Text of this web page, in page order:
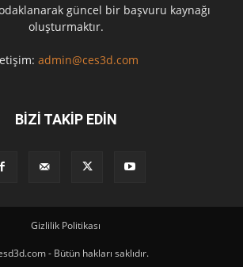
güncel bir başvuru kaynağı
oluşturmaktır.
admin@ces3d.com
BİZİ TAKİP EDİN
Gizlilik Politikası
- Bütün hakları saklıdır.